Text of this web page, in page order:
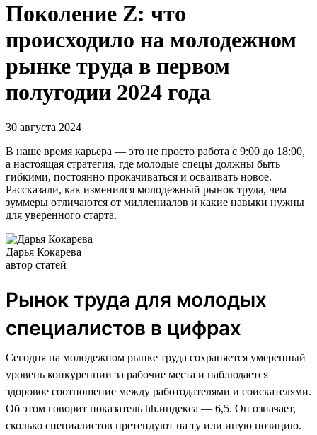
Поколение Z: что
происходило на молодежном
рынке труда в первом
полугодии 2024 года
30 августа 2024
В наше время карьера — это не просто работа с 9:00 до 18:00,
а настоящая стратегия, где молодые спецы должны быть
гибкими, постоянно прокачиваться и осваивать новое.
Рассказали, как изменился молодежный рынок труда, чем
зуммеры отличаются от миллениалов и какие навыки нужны
для уверенного старта.
Дарья Кокарева
автор статей
Рынок труда для молодых
специалистов в цифрах
Сегодня на молодежном рынке труда сохраняется умеренный
уровень конкуренции за рабочие места и наблюдается
здоровое соотношение между работодателями и соискателями.
Об этом говорит показатель hh.индекса — 6,5. Он означает,
сколько специалистов претендуют на ту или иную позицию.